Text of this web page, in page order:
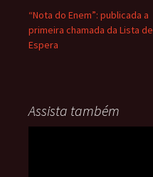
“Nota do Enem”: publicada a
primeira chamada da Lista de
Espera
Assista também